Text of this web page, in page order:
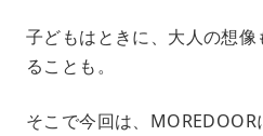
子どもはときに、大人の想
ることも。
そこで今回は、